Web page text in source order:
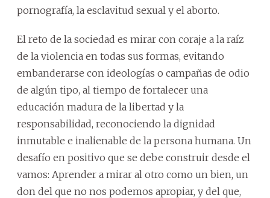
pornografía, la esclavitud sexual y el aborto.
El reto de la sociedad es mirar con coraje a la raíz
de la violencia en todas sus formas, evitando
embanderarse con ideologías o campañas de odio
de algún tipo, al tiempo de fortalecer una
educación madura de la libertad y la
responsabilidad, reconociendo la dignidad
inmutable e inalienable de la persona humana. Un
desafío en positivo que se debe construir desde el
vamos: Aprender a mirar al otro como un bien, un
don del que no nos podemos apropiar, y del que,